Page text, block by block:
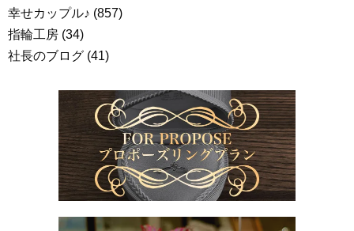
幸せカップル♪ (857)
指輪工房 (34)
社長のブログ (41)